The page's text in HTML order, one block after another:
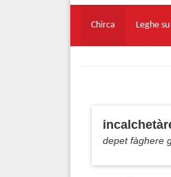
Chirca Leghe
depet fàghere